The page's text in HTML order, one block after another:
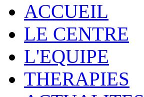
ACCUEIL
LE CENTRE
L'EQUIPE
THERAPIES